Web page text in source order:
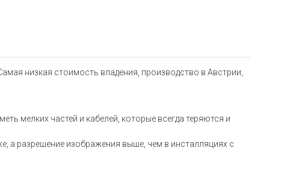
низкая стоимость владения, производство в Австрии,
мелких частей и кабелей, которые всегда теряются и
а разрешение изображения выше, чем в инсталляциях с